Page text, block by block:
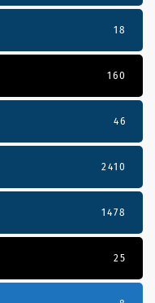
18
160
46
2410
1478
25